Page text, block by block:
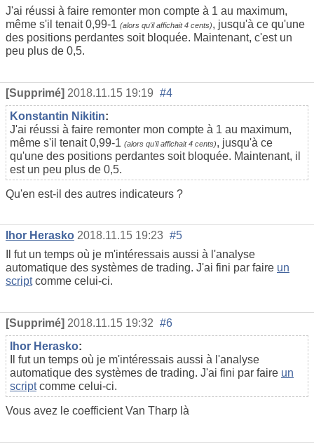
J'ai réussi à faire remonter mon compte à 1 au maximum,
même s'il tenait 0,99-1 (alors qu'il affichait 4 cents), jusqu'à ce qu'une
des positions perdantes soit bloquée. Maintenant, c'est un
peu plus de 0,5.
[Supprimé] 2018.11.15 19:19 #4
Konstantin Nikitin:
J'ai réussi à faire remonter mon compte à 1 au maximum,
même s'il tenait 0,99-1 (alors qu'il affichait 4 cents), jusqu'à ce
qu'une des positions perdantes soit bloquée. Maintenant, il
est un peu plus de 0,5.
Qu'en est-il des autres indicateurs ?
Ihor Herasko 2018.11.15 19:23 #5
Il fut un temps où je m'intéressais aussi à l'analyse
automatique des systèmes de trading. J'ai fini par faire un
scriptcomme celui-ci.
[Supprimé] 2018.11.15 19:32 #6
Ihor Herasko:
Il fut un temps où je m'intéressais aussi à l'analyse
automatique des systèmes de trading. J'ai fini par faire un
scriptcomme celui-ci.
Vous avez le coefficient Van Tharp là